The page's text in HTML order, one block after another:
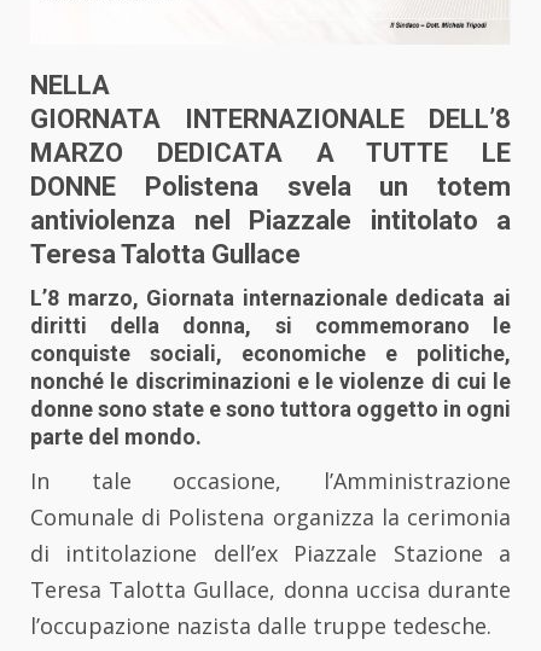
NELLA
GIORNATA INTERNAZIONALE DELL’8
MARZO DEDICATA A TUTTE LE
DONNE Polistena svela un totem
antiviolenza nel Piazzale intitolato a
Teresa Talotta Gullace
L’8 marzo, Giornata internazionale dedicata ai
diritti della donna, si commemorano le
conquiste sociali, economiche e politiche,
nonché le discriminazioni e le violenze di cui le
donne sono state e sono tuttora oggetto in ogni
parte del mondo.
In tale occasione, l’Amministrazione
Comunale di Polistena organizza la cerimonia
di intitolazione dell’ex Piazzale Stazione a
Teresa Talotta Gullace, donna uccisa durante
l’occupazione nazista dalle truppe tedesche.